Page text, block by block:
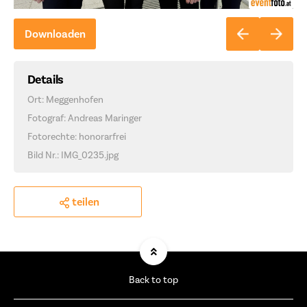
Downloaden
Details
Ort: Meggenhofen
Fotograf: Andreas Maringer
Fotorechte: honorarfrei
Bild Nr.: IMG_0235.jpg
teilen
Back to top